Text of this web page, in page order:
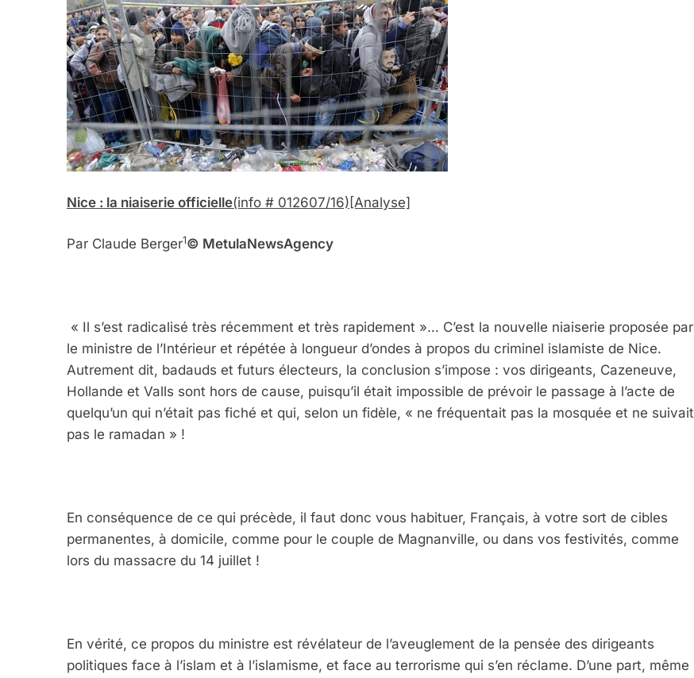
Nice : la niaiserie officielle(info # 012607/16) [Analyse]
Par Claude Berger1© MetulaNewsAgency
« Il s’est radicalisé très récemment et très rapidement »… C’est la nouvelle niaiserie proposée par
le ministre de l’Intérieur et répétée à longueur d’ondes à propos du criminel islamiste de Nice.
Autrement dit, badauds et futurs électeurs, la conclusion s’impose : vos dirigeants, Cazeneuve,
Hollande et Valls sont hors de cause, puisqu’il était impossible de prévoir le passage à l’acte de
quelqu’un qui n’était pas fiché et qui, selon un fidèle, « ne fréquentait pas la mosquée et ne suivait
pas le ramadan » !
En conséquence de ce qui précède, il faut donc vous habituer, Français, à votre sort de cibles
permanentes, à domicile, comme pour le couple de Magnanville, ou dans vos festivités, comme
lors du massacre du 14 juillet !
En vérité, ce propos du ministre est révélateur de l’aveuglement de la pensée des dirigeants
politiques face à l’islam et à l’islamisme, et face au terrorisme qui s’en réclame. D’une part, même